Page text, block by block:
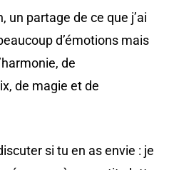
un partage de ce que j’ai
d’émotions mais
de
de magie et de
si tu en as envie : je